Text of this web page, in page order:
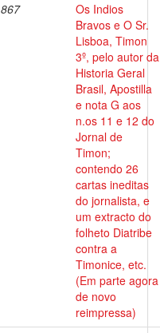
Os Indios
Bravos e O Sr.
Lisboa, Timon
3º, pelo autor da
Historia Geral
Brasil, Apostilla
e nota G aos
n.os 11 e 12 do
Jornal de
Timon;
contendo 26
cartas ineditas
do jornalista, e
um extracto do
folheto Diatribe
contra a
Timonice, etc.
(Em parte agora
de novo
reimpressa)